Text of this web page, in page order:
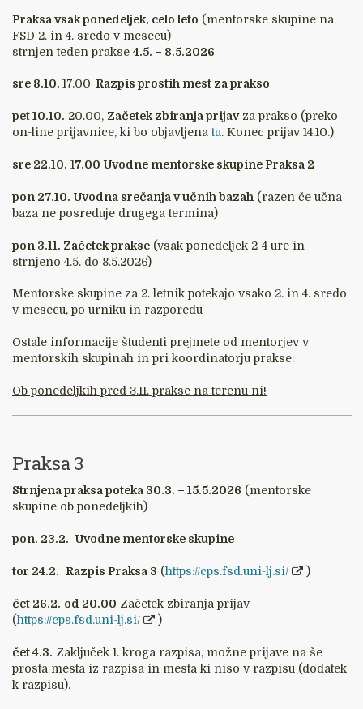
Praksa vsak ponedeljek, celo leto (mentorske skupine na
FSD 2. in 4. sredo v mesecu)
strnjen teden prakse4.5. – 8.5.2026
sre 8.10. 17.00 Razpis prostih mest za prakso
pet 10.10. 20.00, Začetek zbiranja prijavza prakso (preko
on-line prijavnice, ki bo objavljenatu. Konec prijav 14.10.)
sre 22.10. 17.00 Uvodne mentorske skupine Praksa 2
pon 27.10. Uvodna srečanja v učnih bazah (razen če učna
baza ne posreduje drugega termina)
pon 3.11. Začetek prakse (vsak ponedeljek 2-4 ure in
strnjeno 4.5. do 8.5.2026)
Mentorske skupine za 2. letnik potekajo vsako 2. in 4. sredo
v mesecu, po urniku in razporedu
Ostale informacije študenti prejmete od mentorjev v
mentorskih skupinah in pri koordinatorju prakse.
Ob ponedeljkih pred 3.11. prakse na terenu ni!
Praksa 3
Strnjena praksa poteka 30.3. – 15.5.2026 (mentorske
skupine ob ponedeljkih)
pon. 23.2. Uvodne mentorske skupine
tor 24.2. Razpis Praksa 3 (https://cps.fsd.uni-lj.si/ )
čet 26.2. od 20.00 Začetek zbiranja prijav
(https://cps.fsd.uni-lj.si/ )
čet 4.3. Zaključek 1. kroga razpisa, možne prijave na še
prosta mesta iz razpisa in mesta ki niso v razpisu (dodatek
k razpisu).